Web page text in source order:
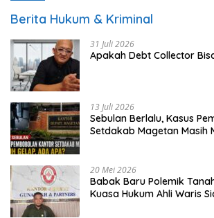
Berita Hukum & Kriminal
31 Juli 2026
Apakah Debt Collector
13 Juli 2026
Sebulan Berlalu, Kasus
Setdakab Magetan Masih
20 Mei 2026
Babak Baru Polemik
Kuasa Hukum Ahli Waris